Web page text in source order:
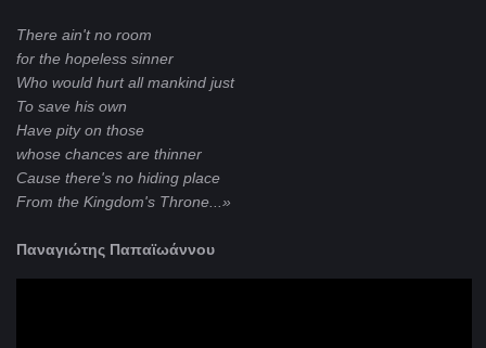
There ain't no room
for the hopeless sinner
Who would hurt all mankind just
To save his own
Have pity on those
whose chances are thinner
Cause there's no hiding place
From the Kingdom's Throne...»
Παναγιώτης Παπαϊωάννου